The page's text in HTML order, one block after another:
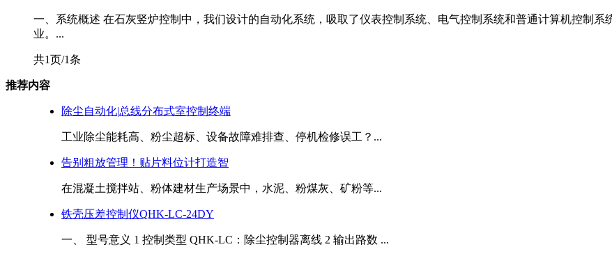
一、系统概述 在石灰竖炉控制中，我们设计的自动化系统，吸取了仪表控制系统、电气控制系统和普通计算机控制
业。...
共1页/1条
推荐内容
除尘自动化|总线分布式室控制终端
工业除尘能耗高、粉尘超标、设备故障难排查、停机检修误工？...
告别粗放管理！贴片料位计打造智
在混凝土搅拌站、粉体建材生产场景中，水泥、粉煤灰、矿粉等...
铁壳压差控制仪QHK-LC-24DY
一、 型号意义 1 控制类型 QHK-LC：除尘控制器离线 2 输出路数 ...